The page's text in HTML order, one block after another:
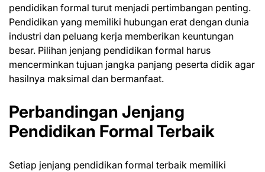
pendidikan formal turut menjadi pertimbangan penting.
Pendidikan yang memiliki hubungan erat dengan dunia
industri dan peluang kerja memberikan keuntungan
besar. Pilihan jenjang pendidikan formal harus
mencerminkan tujuan jangka panjang peserta didik agar
hasilnya maksimal dan bermanfaat.
Perbandingan Jenjang
Pendidikan Formal Terbaik
Setiap jenjang pendidikan formal terbaik memiliki